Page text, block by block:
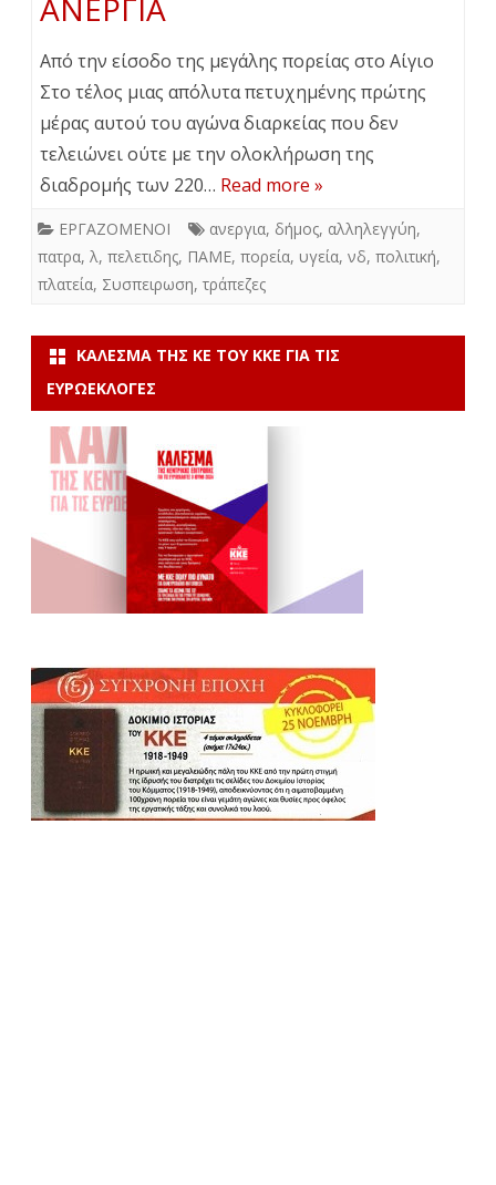
ΑΝΕΡΓΙΑ
Από την είσοδο της μεγάλης πορείας στο Αίγιο
Στο τέλος μιας απόλυτα πετυχημένης πρώτης
μέρας αυτού του αγώνα διαρκείας που δεν
τελειώνει ούτε με την ολοκλήρωση της
διαδρομής των 220… Read more »
ΕΡΓΑΖΟΜΕΝΟΙ ανεργια, δήμος, αλληλεγγύη,
πατρα, λ, πελετιδης, ΠΑΜΕ, πορεία, υγεία, νδ, πολιτική,
πλατεία, Συσπειρωση, τράπεζες
ΚΆΛΕΣΜΑ ΤΗΣ ΚΕ ΤΟΥ ΚΚΕ ΓΙΑ ΤΙΣ
ΕΥΡΩΕΚΛΟΓΈΣ